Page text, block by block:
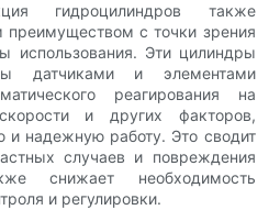
гидроцилиндров также
преимуществом с точки зрения
использования. Эти цилиндры
датчиками и элементами
реагирования на
и других факторов,
и надежную работу. Это сводит
случаев и повреждения
снижает необходимость
и регулировки.